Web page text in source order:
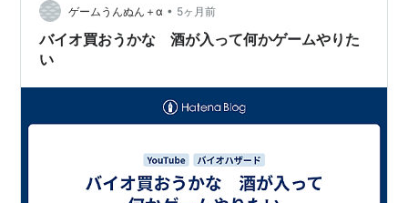
アドベンチャーゲームに手を出したのがきっかけになる
のかな。VA-11 Hall-A…
ゲームうんぬん＋α • 5ヶ月前
バイオ買おうかな 酒が入って何かゲームやりた
い